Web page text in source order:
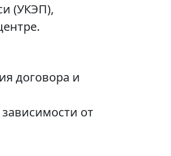
(УКЭП),
договора и
от